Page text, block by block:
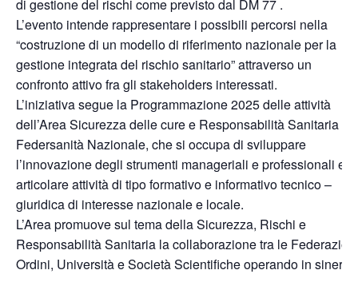
di gestione del rischi come previsto dal DM 77 .
L’evento intende rappresentare i possibili percorsi nella
“costruzione di un modello di riferimento nazionale per la
gestione integrata del rischio sanitario” attraverso un
confronto attivo fra gli stakeholders interessati.
L’iniziativa segue la Programmazione 2025 delle attività
dell’Area Sicurezza delle cure e Responsabilità Sanitaria di
Federsanità Nazionale, che si occupa di sviluppare
l’innovazione degli strumenti manageriali e professionali e di
articolare attività di tipo formativo e informativo tecnico –
giuridica di interesse nazionale e locale.
L’Area promuove sul tema della Sicurezza, Rischi e
Responsabilità Sanitaria la collaborazione tra le
Ordini, Università e Società Scientifiche operando in